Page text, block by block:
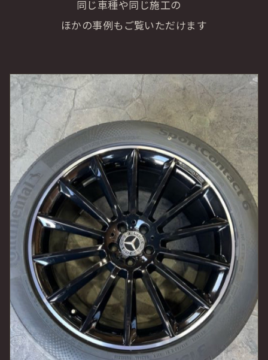
同じ車種や同じ施工の
ほかの事例もご覧いただけます